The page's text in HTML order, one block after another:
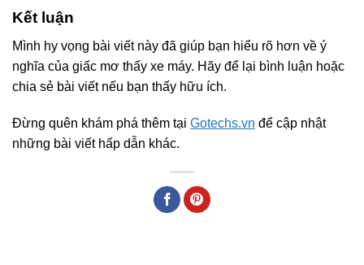
Kết luận
Mình hy vọng bài viết này đã giúp bạn hiểu rõ hơn về ý
nghĩa của giấc mơ thấy xe máy. Hãy để lại bình luận hoặc
chia sẻ bài viết nếu bạn thấy hữu ích.
Đừng quên khám phá thêm tại Gotechs.vn để cập nhật
những bài viết hấp dẫn khác.